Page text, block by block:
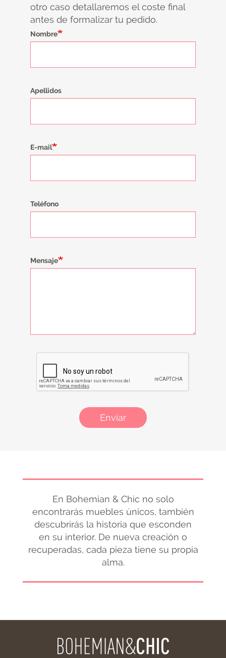
otro caso detallaremos el coste final
antes de formalizar tu pedido.
Nombre
Apellidos
E-mail
Teléfono
Mensaje
Enviar
En Bohemian & Chic no solo
encontrarás muebles únicos, también
descubrirás la historia que esconden
en su interior. De nueva creación o
recuperadas, cada pieza tiene su propia
alma.